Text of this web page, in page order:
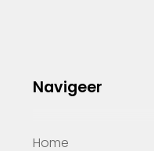
Navigeer
Home